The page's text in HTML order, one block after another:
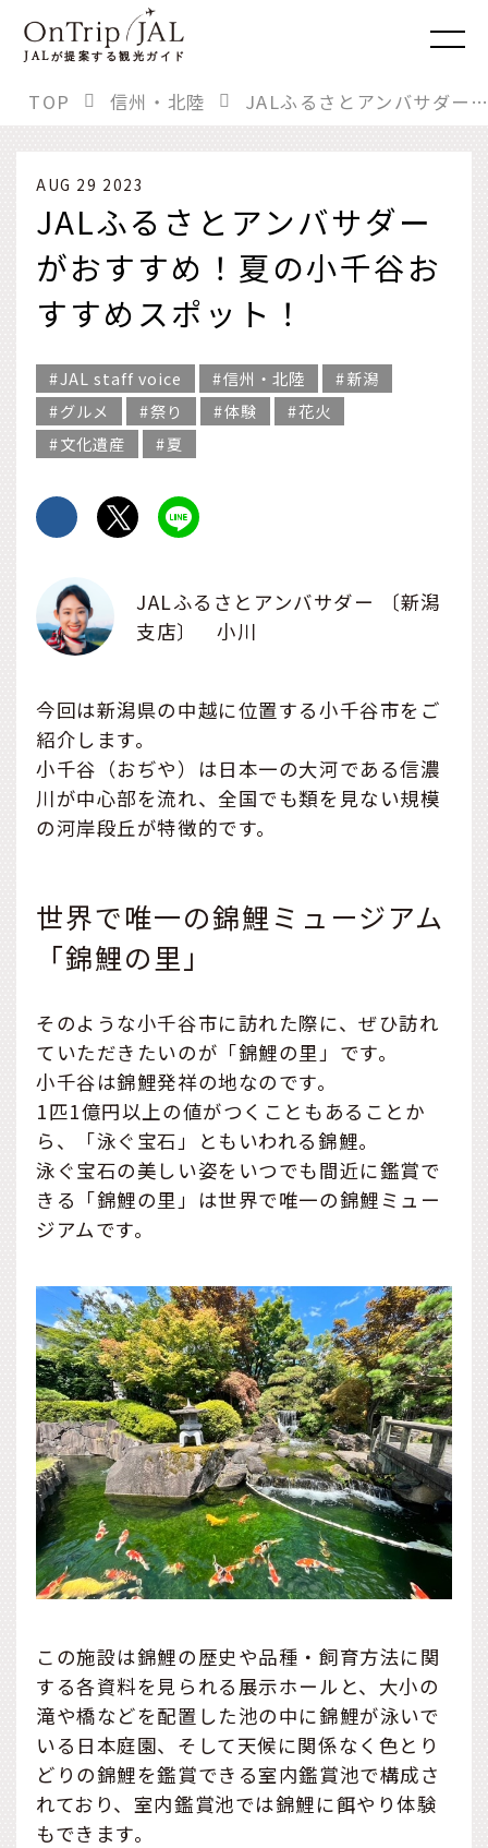
JALが提案する観光ガイド
TOP 信州・北陸 JALふるさとアンバサダーがおすすめ！夏の小千谷おすすめスポット！
AUG 29 2023
JALふるさとアンバサダー
がおすすめ！夏の小千谷お
すすめスポット！
JAL staff voice 信州・北陸
新潟
グルメ
祭り 体験
花火
文化遺産
夏
JALふるさとアンバサダー 〔新潟
支店〕 小川
今回は新潟県の中越に位置する小千谷市をご
紹介します。
小千谷（おぢや）は日本一の大河である信濃
川が中心部を流れ、全国でも類を見ない規模
の河岸段丘が特徴的です。
世界で唯一の錦鯉ミュージアム
「錦鯉の里」
そのような小千谷市に訪れた際に、ぜひ訪れ
ていただきたいのが「錦鯉の里」です。
小千谷は錦鯉発祥の地なのです。
1匹1億円以上の値がつくこともあることか
ら、「泳ぐ宝石」ともいわれる錦鯉。
泳ぐ宝石の美しい姿をいつでも間近に鑑賞で
きる「錦鯉の里」は世界で唯一の錦鯉ミュー
ジアムです。
この施設は錦鯉の歴史や品種・飼育方法に関
する各資料を見られる展示ホールと、大小の
滝や橋などを配置した池の中に錦鯉が泳いで
いる日本庭園、そして天候に関係なく色とり
どりの錦鯉を鑑賞できる室内鑑賞池で構成さ
れており、室内鑑賞池では錦鯉に餌やり体験
もできます。